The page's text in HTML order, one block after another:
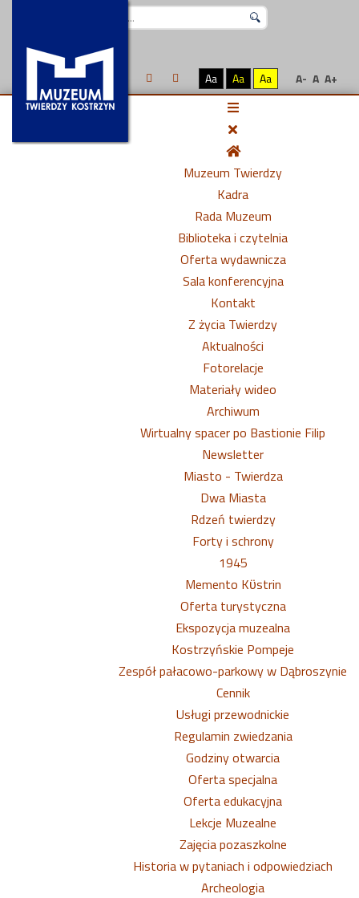
Aa Aa Aa A- A A+
Muzeum Twierdzy
Kadra
Rada Muzeum
Biblioteka i czytelnia
Oferta wydawnicza
Sala konferencyjna
Kontakt
Z życia Twierdzy
Aktualności
Fotorelacje
Materiały wideo
Archiwum
Wirtualny spacer po Bastionie Filip
Newsletter
Miasto - Twierdza
Dwa Miasta
Rdzeń twierdzy
Forty i schrony
1945
Memento Kϋstrin
Oferta turystyczna
Ekspozycja muzealna
Kostrzyńskie Pompeje
Zespół pałacowo-parkowy w Dąbroszynie
Cennik
Usługi przewodnickie
Regulamin zwiedzania
Godziny otwarcia
Oferta specjalna
Oferta edukacyjna
Lekcje Muzealne
Zajęcia pozaszkolne
Historia w pytaniach i odpowiedziach
Archeologia